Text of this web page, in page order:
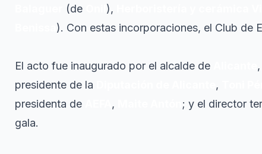
(de ),
). Con estas incorporaciones, el Club de
El acto fue inaugurado por el alcalde de ,
presidente de la
,
presidenta de
, ; y el director
gala.